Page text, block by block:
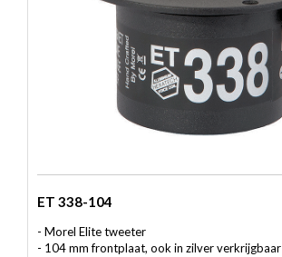
ET 338-104
- Morel Elite tweeter
- 104 mm frontplaat, ook in zilver verkrijgbaar